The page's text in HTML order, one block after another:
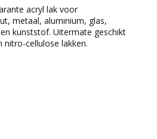
acryl lak voor
metaal, aluminium, glas,
kunststof. Uitermate geschikt
nitro-cellulose lakken.